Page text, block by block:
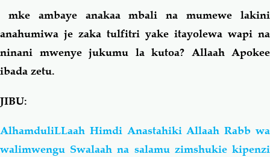
Akhlaaq-Aadaab Raqaaiq
Familia-Jamii
Chemsha Bongo
Mapishi
mke ambaye anakaa mbali na mumewe lakini
anahumiwa je zaka tulfitri yake itayolewa wapi na
ninani mwenye jukumu la kutoa? Allaah Apokee
ibada zetu.
JIBU:
AlhamduliLLaah Himdi Anastahiki Allaah Rabb wa
walimwengu Swalaah na salamu zimshukie kipenzi